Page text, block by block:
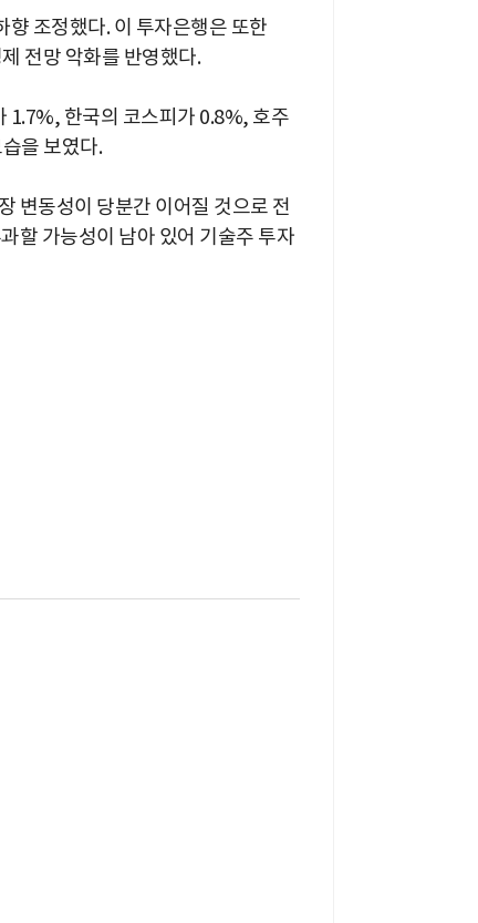
조정했다. 이 투자은행은 또한
전망 악화를 반영했다.
1.7%, 한국의 코스피가 0.8%, 호주
을 보였다.
변동성이 당분간 이어질 것으로 전
할 가능성이 남아 있어 기술주 투자